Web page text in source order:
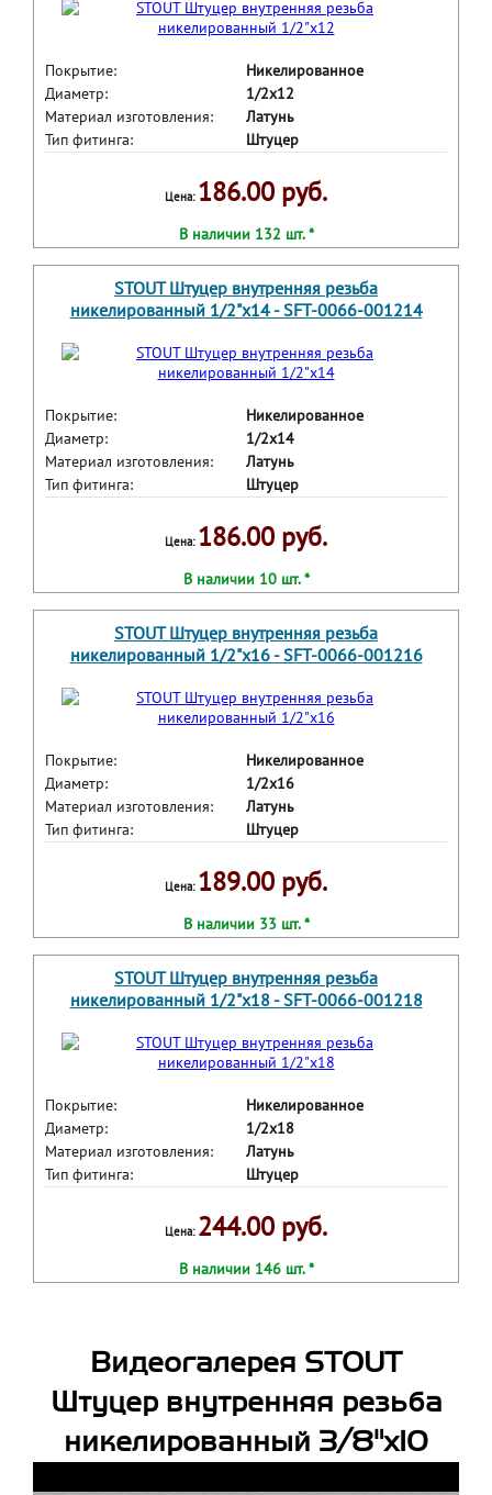
Покрытие:
Никелированное
Диаметр:
1/2x12
Материал изготовления:
Латунь
Тип фитинга:
Штуцер
Цена: 186.00 руб.
В наличии 132 шт. *
STOUT Штуцер внутренняя резьба
никелированный 1/2"x14 - SFT-0066-001214
Покрытие:
Никелированное
Диаметр:
1/2x14
Материал изготовления:
Латунь
Тип фитинга:
Штуцер
Цена: 186.00 руб.
В наличии 10 шт. *
STOUT Штуцер внутренняя резьба
никелированный 1/2"x16 - SFT-0066-001216
Покрытие:
Никелированное
Диаметр:
1/2x16
Материал изготовления:
Латунь
Тип фитинга:
Штуцер
Цена: 189.00 руб.
В наличии 33 шт. *
STOUT Штуцер внутренняя резьба
никелированный 1/2"x18 - SFT-0066-001218
Покрытие:
Никелированное
Диаметр:
1/2x18
Материал изготовления:
Латунь
Тип фитинга:
Штуцер
Цена: 244.00 руб.
В наличии 146 шт. *
Видеогалерея STOUT
Штуцер внутренняя резьба
никелированный 3/8"x10